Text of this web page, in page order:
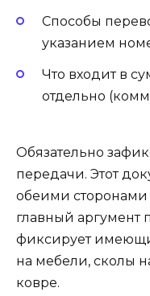
Способы
указанием
Что входит в
отдельно
Обязательно
передачи. Этот
обеими
главный аргумент
фиксирует
на мебели, сколы
ковре.